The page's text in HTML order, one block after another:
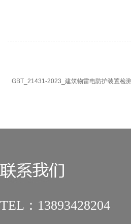
GBT_21431-2023_建筑物雷电防护装置检
TEL：13893428204